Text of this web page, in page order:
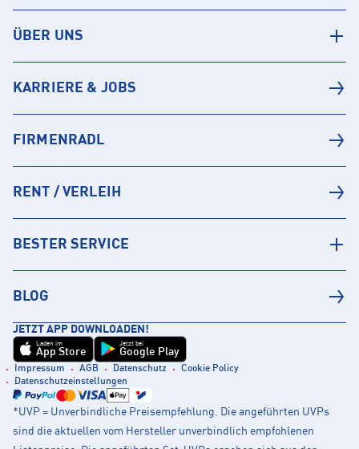
ÜBER UNS
KARRIERE & JOBS
FIRMENRADL
RENT / VERLEIH
BESTER SERVICE
BLOG
JETZT APP DOWNLOADEN!
Laden im
App Store
Jetzt bei
Google Play
Impressum AGB Datenschutz
Cookie Policy
Datenschutzeinstellungen
*UVP = Unverbindliche Preisempfehlung. Die angeführten UVPs
sind die aktuellen vom Hersteller unverbindlich empfohlenen